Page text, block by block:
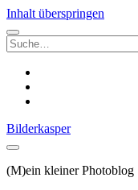
Inhalt überspringen
Suchen
nach:
Bilderkasper
(M)ein kleiner Photoblog